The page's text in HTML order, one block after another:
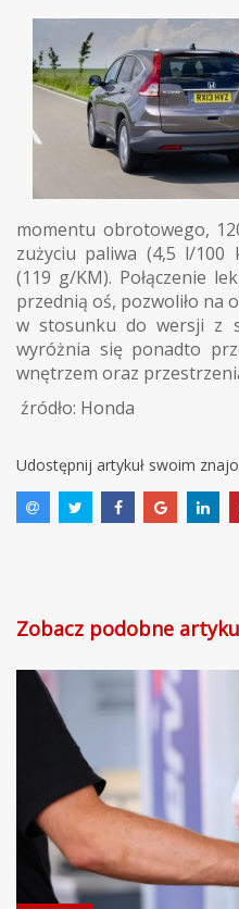
momentu obrotowego,
zużyciu paliwa (4,5 l/100
(119 g/KM). Połączenie
przednią oś, pozwoliło na
w stosunku do wersji z
wyróżnia się ponadto
wnętrzem oraz
źródło: Honda
Udostępnij artykuł swoim
Zobacz podobne